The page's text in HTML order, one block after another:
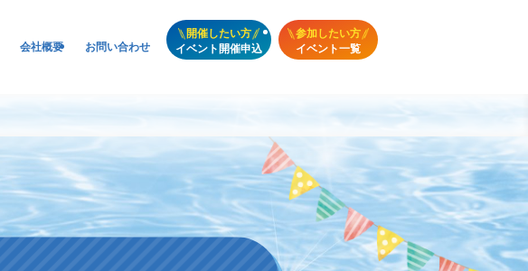
会社概要 お問い合わせ
開催したい方
イベント開催申込
参加したい方
イベント一覧